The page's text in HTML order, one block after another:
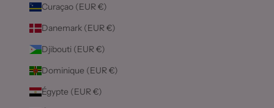
Curaçao (EUR €)
Danemark (EUR €)
Djibouti (EUR €)
Dominique (EUR €)
Égypte (EUR €)